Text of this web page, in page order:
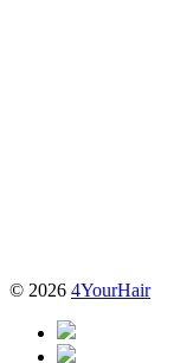
© 2026 4YourHair